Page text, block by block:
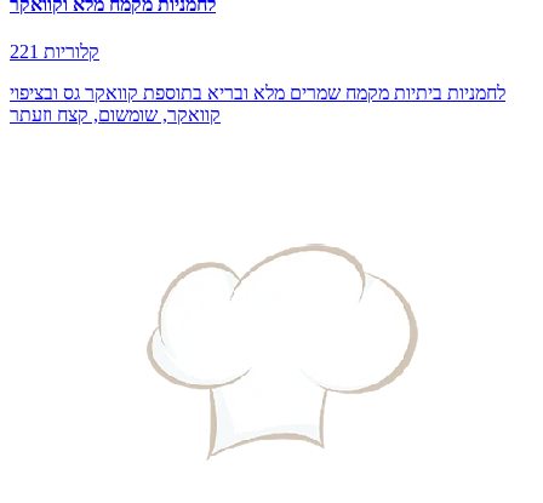
221 קלוריות
לחמניות ביתיות מקמח שמרים מלא ובריא בתוספת קוואקר גס ובציפוי
קוואקר, שומשום, קצח וזעתר